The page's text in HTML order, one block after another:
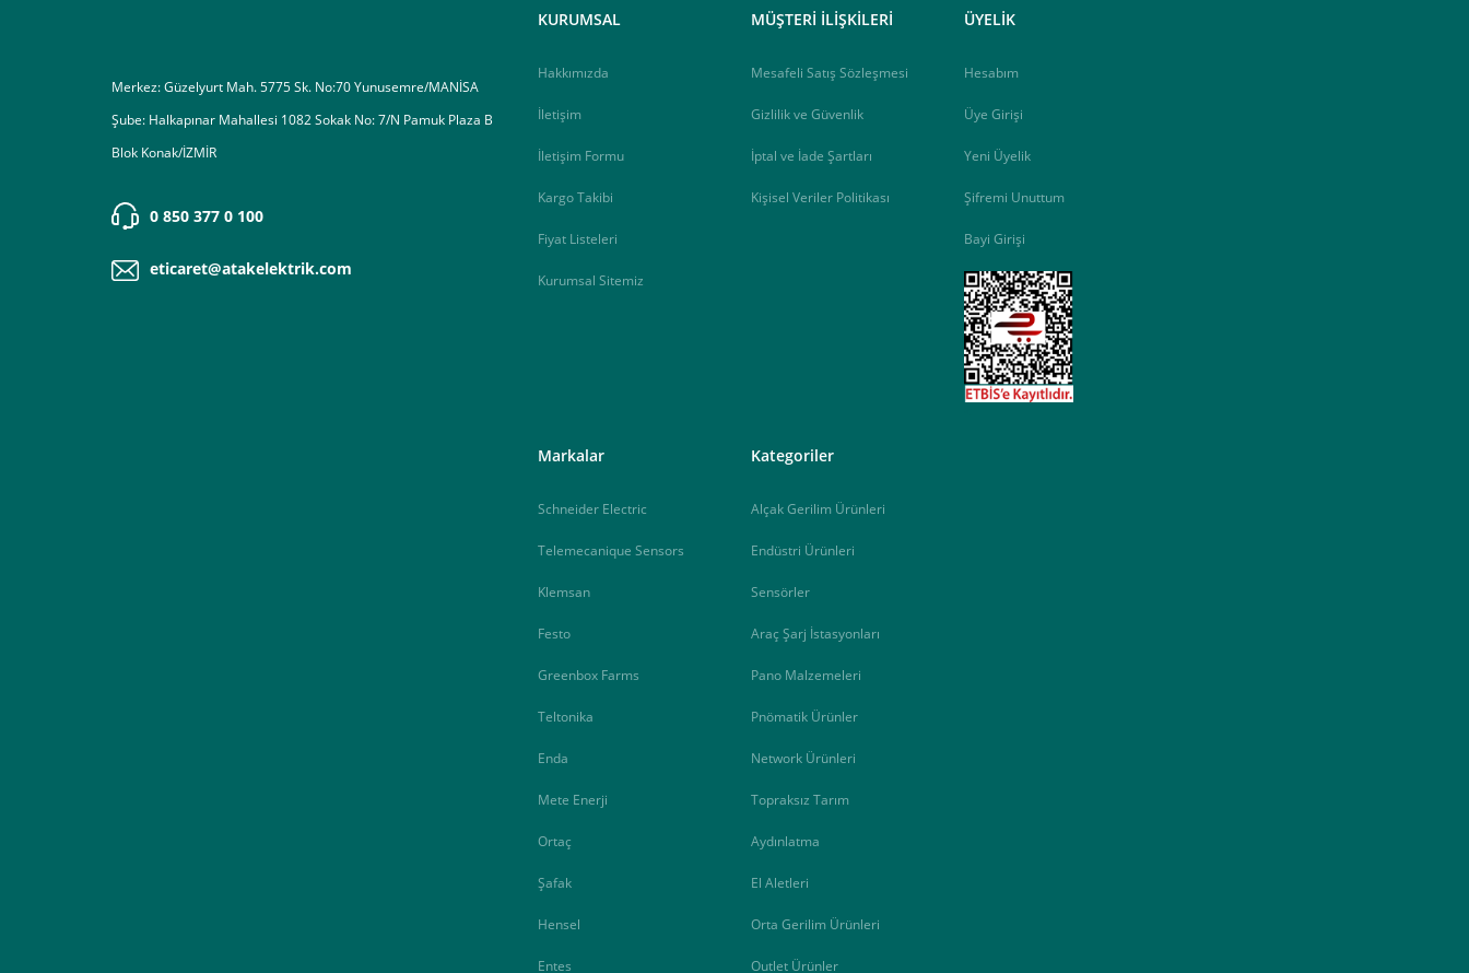
Merkez: Güzelyurt Mah. 5775 Sk. No:70 Yunusemre/MANİSA
Şube: Halkapınar Mahallesi 1082 Sokak No: 7/N Pamuk Plaza B
Blok Konak/İZMİR
0 850 377 0 100
eticaret@atakelektrik.com
KURUMSAL
Hakkımızda
İletişim
İletişim Formu
Kargo Takibi
Fiyat Listeleri
Kurumsal Sitemiz
MÜŞTERİ İLİŞKİLERİ
Mesafeli Satış Sözleşmesi
Gizlilik ve Güvenlik
İptal ve İade Şartları
Kişisel Veriler Politikası
ÜYELİK
Hesabım
Üye Girişi
Yeni Üyelik
Şifremi Unuttum
Bayi Girişi
Markalar
Schneider Electric
Telemecanique Sensors
Klemsan
Festo
Greenbox Farms
Teltonika
Enda
Mete Enerji
Ortaç
Şafak
Hensel
Entes
Kategoriler
Alçak Gerilim Ürünleri
Endüstri Ürünleri
Sensörler
Araç Şarj İstasyonları
Pano Malzemeleri
Pnömatik Ürünler
Network Ürünleri
Topraksız Tarım
Aydınlatma
El Aletleri
Orta Gerilim Ürünleri
Outlet Ürünler